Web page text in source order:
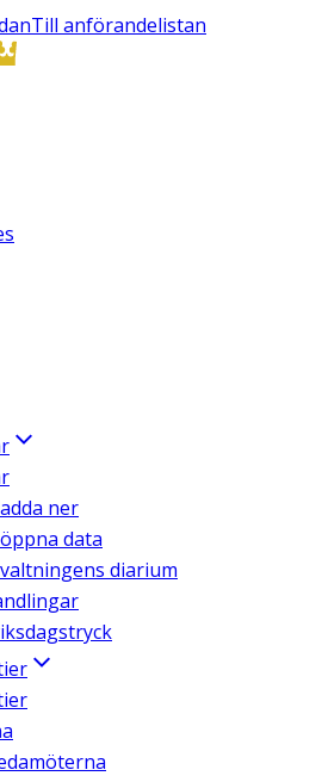
Till anförandelistan
ner
data
diarium